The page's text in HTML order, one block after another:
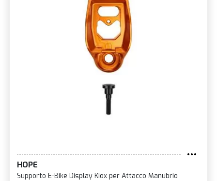
HOPE
Supporto E-Bike Display Kiox per Attacco Manubrio